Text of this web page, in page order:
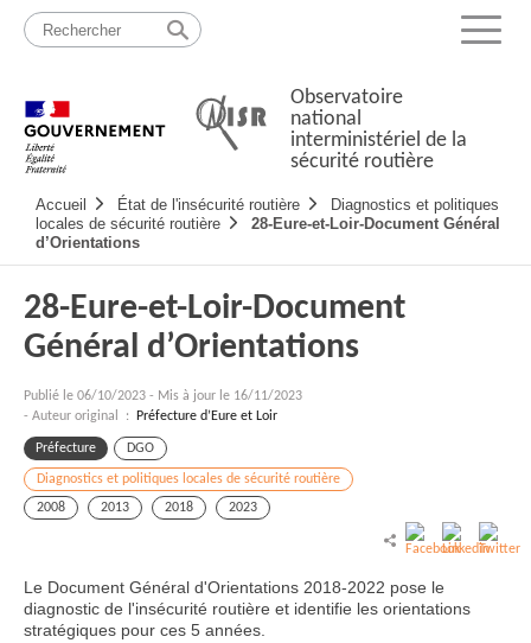
Passer
contenu
Menu
Observatoire
national
interministériel de la
sécurité routière
principale
Accueil État de l'insécurité routière
Diagnostics et politiques
locales de sécurité routière
28-Eure-et-Loir-Document Général
d’Orientations
28-Eure-et-Loir-Document
Général d’Orientations
Publié le 06/10/2023 - Mis à jour le 16/11/2023
- Auteur original :
Préfecture d’Eure et Loir
Préfecture DGO
Diagnostics et politiques locales de sécurité routière
2008
2013 2018 2023
Le Document Général d'Orientations 2018-2022 pose le
diagnostic de l'insécurité routière et identifie les orientations
stratégiques pour ces 5 années.